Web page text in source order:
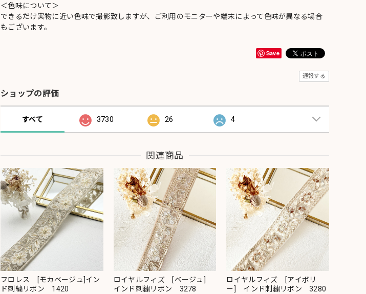
＜色味について＞
できるだけ実物に近い色味で撮影致しますが、ご利用のモニターや端末によって色味が異なる場合
もございます。
Save
通報する
ショップの評価
すべて 3730 26 4
関連商品
フロレス [モカベージュ]イン
ド刺繍リボン 1420
ロイヤルフィズ [ベージュ]
インド刺繍リボン 3278
ロイヤルフィズ [アイボリ
ー] インド刺繍リボン 3280